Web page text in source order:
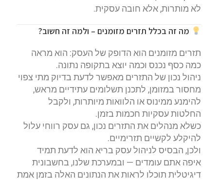
לא מותרות, אלא חובה עסקית.
מה זה בכלל תזרים מזומנים – ולמה זה חשוב?
תזרים מזומנים הוא הדופק של העסק: הוא מראה
כמה כסף נכנס וכמה יוצא בתקופה נתונה.
ניהול נכון של התזרים מאפשר לדעת בדיוק מתי צפוי
מחסור במזומן, לתכנן תשלומים עתידיים מראש,
להימנע ממינוס או הלוואות מיותרות, ולקבל
החלטות עסקיות חכמות בזמן.
כשלא מנהלים את התזרים נכון, גם עסק רווחי עלול
להיקלע לקשיים תזרימיים.
ולכן, הבסיס לניהול עסק בריא הוא לדעת תמיד
איפה אתם עומדים — ובמערכת שלנו, בחשבונית
דיגיטלית תוכלו לראות את הנתונים האלה בזמן אמת